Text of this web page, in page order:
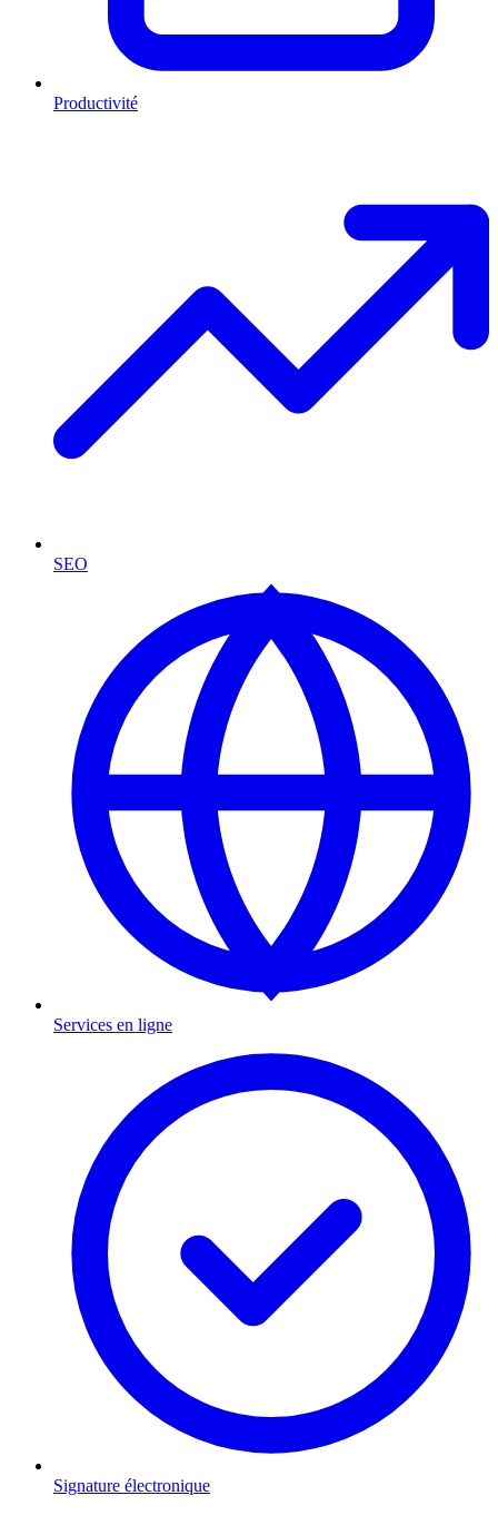
Productivité
SEO
Services en ligne
Signature électronique